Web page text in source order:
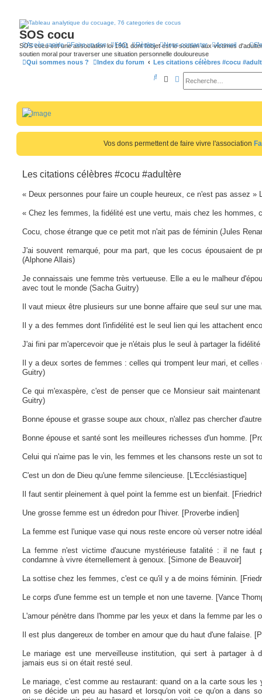
SOS cocu
SOS cocu est une association loi 1901 dont l'objet est le soutien aux victimes
soutien moral pour traverser une situation personnelle douloureuse
Accès rapide Faire un don FAQ Règles Nous contacter Accueil
Qui sommes nous ? Index du forum Les citations célèbres #cocu
Rechercher
Recherche avancée
R
e
r
h
Vos dons permettent de faire vivre l'association
Les citations célèbres #cocu #adultère
« Deux personnes pour faire un couple heureux, ce n'est pas assez »
« Chez les femmes, la fidélité est une vertu, mais chez les hommes,
Cocu, chose étrange que ce petit mot n'ait pas de féminin (Jules
J'ai souvent remarqué, pour ma part, que les cocus épousaient de
(Alphone Allais)
Je connaissais une femme très vertueuse. Elle a eu le malheur
avec tout le monde (Sacha Guitry)
Il vaut mieux être plusieurs sur une bonne affaire que seul sur une
Il y a des femmes dont l'infidélité est le seul lien qui les attachent
J'ai fini par m'apercevoir que je n'étais plus le seul à partager la
Il y a deux sortes de femmes : celles qui trompent leur mari, et
Guitry)
Ce qui m'exaspère, c'est de penser que ce Monsieur sait
Guitry)
Bonne épouse et grasse soupe aux choux, n'allez pas chercher
Bonne épouse et santé sont les meilleures richesses d'un homme.
Celui qui n'aime pas le vin, les femmes et les chansons reste un sot
C'est un don de Dieu qu'une femme silencieuse. [L'Ecclésiastique]
Il faut sentir pleinement à quel point la femme est un bienfait.
Une grosse femme est un édredon pour l'hiver. [Proverbe indien]
La femme est l'unique vase qui nous reste encore où verser notre
La femme n'est victime d'aucune mystérieuse fatalité : il ne faut
condamne à vivre éternellement à genoux. [Simone de Beauvoir]
La sottise chez les femmes, c'est ce qu'il y a de moins féminin.
Le corps d'une femme est un temple et non une taverne. [Vance
L'amour pénètre dans l'homme par les yeux et dans la femme par les
Il est plus dangereux de tomber en amour que du haut d'une falaise.
Le mariage est une merveilleuse institution, qui sert à partager à
jamais eus si on était resté seul.
Le mariage, c'est comme au restaurant: quand on a la carte sous
on se décide un peu au hasard et lorsqu'on voit ce qu'on a dans